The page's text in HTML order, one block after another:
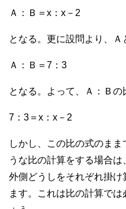
Ａ：Ｂ＝x：x－2
となる。更に設問より、Ａ
Ａ：Ｂ＝7：3
となる。よって、Ａ：Ｂの
7：3＝x：x－2
しかし、この比の式のま
うな比の計算をする場合は
外側どうしをそれぞれ掛け
ます。これは比の計算で